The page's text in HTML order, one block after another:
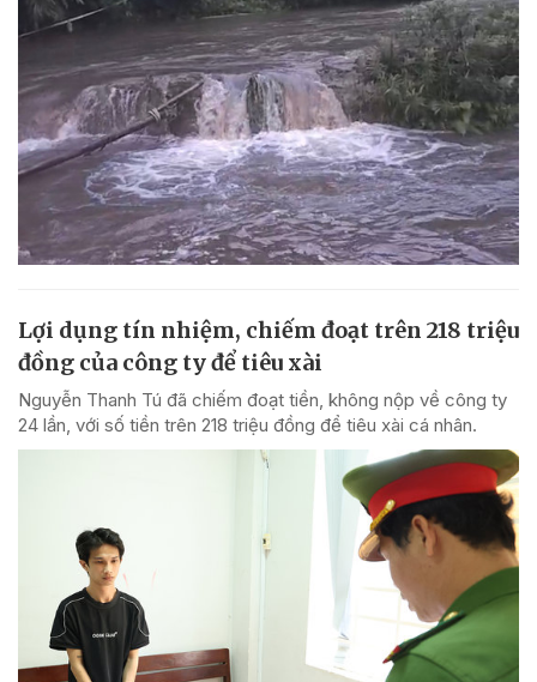
Lợi dụng tín nhiệm, chiếm đoạt trên 218 triệu
đồng của công ty để tiêu xài
Nguyễn Thanh Tú đã chiếm đoạt tiền, không nộp về công ty
24 lần, với số tiền trên 218 triệu đồng để tiêu xài cá nhân.